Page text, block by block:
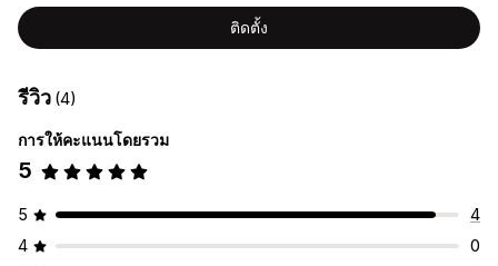
ติดตั้ง
รีวิว (4)
การให้คะแนนโดยรวม
5
5
4
4
0